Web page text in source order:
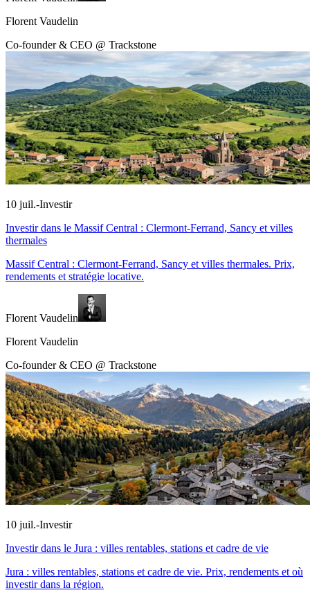
Florent Vaudelin
Co-founder & CEO @ Trackstone
10 juil.-Investir
Investir dans le Massif Central : Clermont-Ferrand, Sancy et villes
thermales
Massif Central : Clermont-Ferrand, Sancy et villes thermales. Prix,
rendements et stratégie locative.
Florent Vaudelin
Florent Vaudelin
Co-founder & CEO @ Trackstone
10 juil.-Investir
Investir dans le Jura : villes rentables, stations et cadre de vie
Jura : villes rentables, stations et cadre de vie. Prix, rendements et où
investir dans la région.